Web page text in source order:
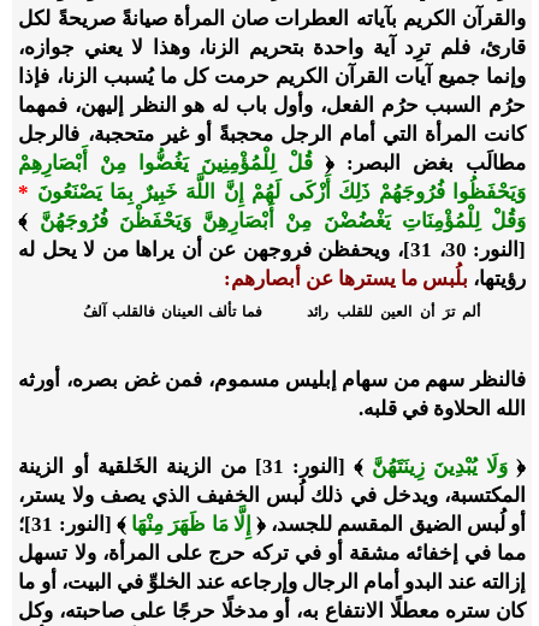
والقرآن الكريم بآياته العطرات صان المرأة صيانةً صريحةً لكل
قارئ، فلم ترِد آية واحدة بتحريم الزنا، وهذا لا يعني جوازه،
وإنما جميع آيات القرآن الكريم حرمت كل ما يُسبب الزنا، فإذا
حرُم السبب حرُم الفعل، وأول باب له هو النظر إليهن، فمهما
كانت المرأة التي أمام الرجل محجبةً أو غير متحجبة، فالرجل
مطالَب بغض البصر: ﴿ قُلْ لِلْمُؤْمِنِينَ يَغُضُّوا مِنْ أَبْصَارِهِمْ
وَيَحْفَظُوا فُرُوجَهُمْ ذَلِكَ أَزْكَى لَهُمْ إِنَّ اللَّهَ خَبِيرٌ بِمَا يَصْنَعُونَ *
وَقُلْ لِلْمُؤْمِنَاتِ يَغْضُضْنَ مِنْ أَبْصَارِهِنَّ وَيَحْفَظْنَ فُرُوجَهُنَّ ﴾
[النور: 30، 31]، ويحفظن فروجهن عن أن يراها من لا يحل له
رؤيتها، بلُبس ما يسترها عن أبصارهم:
ألم ترَ أن العين للقلب رائد فما تألف العينان فالقلب آلفُ
فالنظر سهم من سهام إبليس مسموم، فمن غض بصره، أورثه
الله الحلاوة في قلبه.
﴿وَلَا يُبْدِينَ زِينَتَهُنَّ
﴾ [النور: 31] من الزينة الخَلقية أو الزينة
المكتسبة، ويدخل في ذلك لُبس الخفيف الذي يصف ولا يستر،
أو لُبس الضيق المقسم للجسد، ﴿ إِلَّا مَا ظَهَرَ مِنْهَا
﴾ [النور: 31]؛
مما في إخفائه مشقة أو في تركه حرج على المرأة، ولا تسهل
إزالته عند البدو أمام الرجال وإرجاعه عند الخلوِّ في البيت، أو ما
كان ستره معطلًا الانتفاع به، أو مدخلًا حرجًا على صاحبته، وكل